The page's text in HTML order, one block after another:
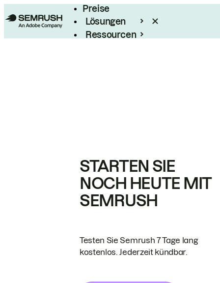
Preise
Lösungen
Ressourcen
STARTEN SIE
NOCH HEUTE MIT
SEMRUSH
Testen Sie Semrush 7 Tage lang
kostenlos. Jederzeit kündbar.